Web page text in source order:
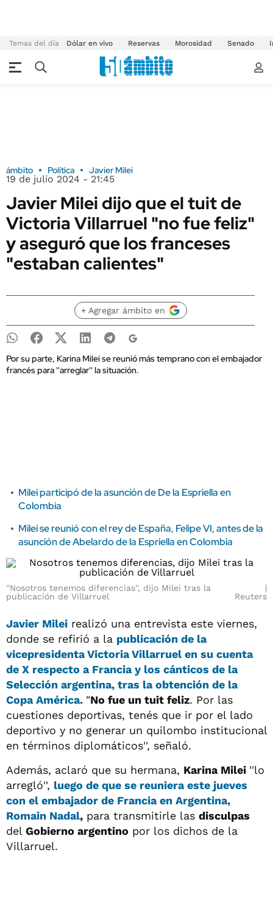
Temas del día Dólar en vivo Reservas Morosidad Senado
ámbito Política Javier Milei
19 de julio 2024 - 21:45
Javier Milei dijo que el tuit de
Victoria Villarruel "no fue feliz"
y aseguró que los franceses
"estaban calientes"
+ Agregar ámbito en
Por su parte, Karina Milei se reunió más temprano con el embajador
francés para ''arreglar'' la situación.
Milei participó de la asunción de De la Espriella en
Colombia
Milei se reunió con el rey de España, Felipe VI, antes de la
asunción de Abelardo de la Espriella en Colombia
''Nosotros tenemos diferencias'', dijo Milei tras la
publicación de Villarruel
Reuters
Javier Milei realizó una entrevista este viernes,
donde se refirió a la publicación de la
vicepresidentaVictoria Villarruel en su cuenta
de X respecto a Francia y los cánticos de la
Selección argentina, tras la obtención de la
Copa América. "No fue un tuit feliz. Por las
cuestiones deportivas, tenés que ir por el lado
deportivo y no generar un quilombo institucional
en términos diplomáticos'', señaló.
Además, aclaró que su hermana, Karina Milei ''lo
arregló'', luego de que se reuniera este jueves
con el embajador de Francia en Argentina,
Romain Nadal, para transmitirle las disculpas
del Gobierno argentino por los dichos de la
Villarruel.